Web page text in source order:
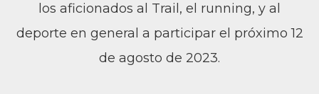
los aficionados al Trail, el running, y al
deporte en general a participar el próximo 12
de agosto de 2023.